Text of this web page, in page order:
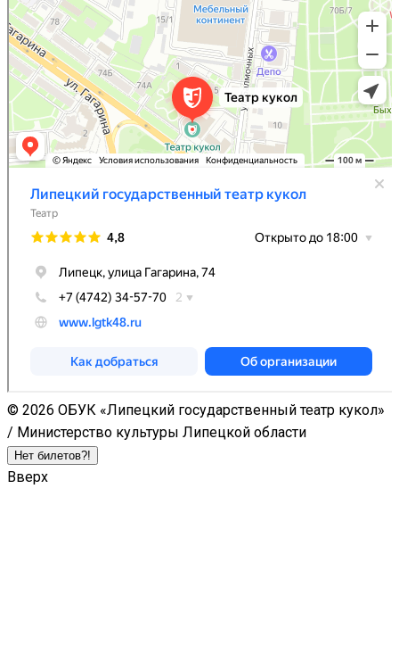
© 2026 ОБУК «Липецкий государственный театр кукол»
/ Министерство культуры Липецкой области
Нет билетов?!
Вверх